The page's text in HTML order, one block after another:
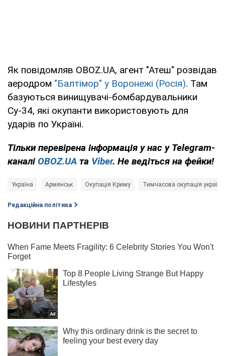
Як повідомляв OBOZ.UA, агент "Атеш" розвідав
аеродром "Балтімор" у Воронежі (Росія). Там
базуються винищувачі-бомбардувальники
Су-34, які окупанти використовують для
ударів по Україні.
Тільки перевірена інформація у нас у Telegram-
каналі OBOZ.UA та Viber. Не ведіться на фейки!
Україна Армянськ Окупація Криму Тимчасова окупація
Редакційна політика